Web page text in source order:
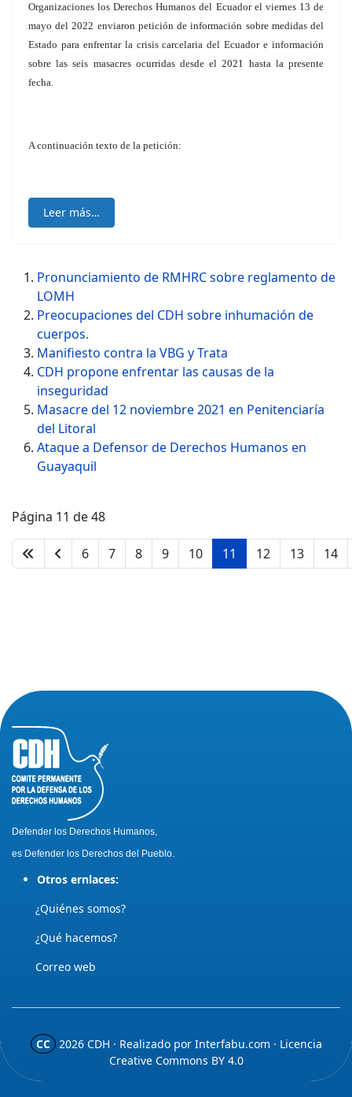
Organizaciones los Derechos Humanos del Ecuador el viernes 13 de
mayo del 2022 enviaron petición de información sobre medidas del
Estado para enfrentar la crisis carcelaria del Ecuador e información
sobre las seis masacres ocurridas desde el 2021 hasta la presente
fecha.
A continuación texto de la petición:
Leer más…
Pronunciamiento de RMHRC sobre reglamento de
LOMH
Preocupaciones del CDH sobre inhumación de
cuerpos.
Manifiesto contra la VBG y Trata
CDH propone enfrentar las causas de la
inseguridad
Masacre del 12 noviembre 2021 en Penitenciaría
del Litoral
Ataque a Defensor de Derechos Humanos en
Guayaquil
Página 11 de 48
6 7 8 9 10 11 12 13 14
Defender los Derechos Humanos,
es Defender los Derechos del Pueblo.
Otros ernlaces:
¿Quiénes somos?
¿Qué hacemos?
Correo web
CC 2026CDH · Realizado por Interfabu.com · Licencia
Creative Commons BY 4.0